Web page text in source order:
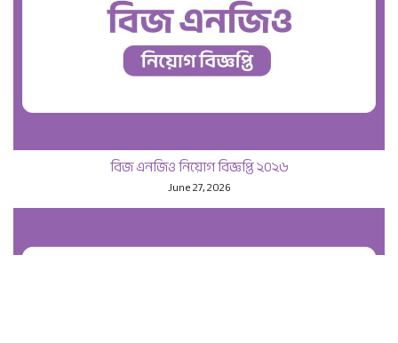
বিজ এনজিও নিয়োগ বিজ্ঞপ্তি ২০২৬
June 27, 2026